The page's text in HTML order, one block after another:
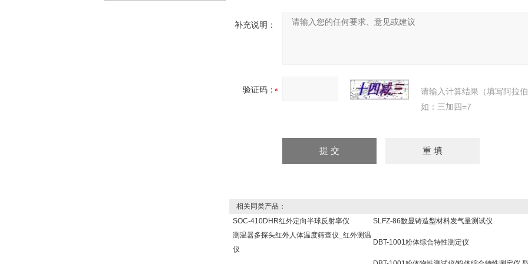
补充说明：
验证码：
请输入计算结果（填写阿拉伯
如：三加四=7
相关同类产品：
SOC-410DHR红外定向半球反射率仪
SLFZ-86数显铸造型材料发气量测试仪
测温器多探头红外人体温度筛查仪_红外测温
仪
DBT-1001粉体综合特性测定仪